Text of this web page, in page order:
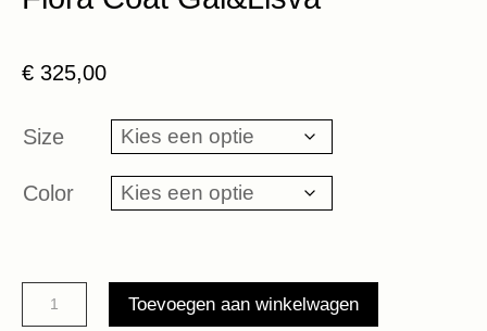
€ 325,00
Size
Color
Flora
Coat
Toevoegen aan winkelwagen